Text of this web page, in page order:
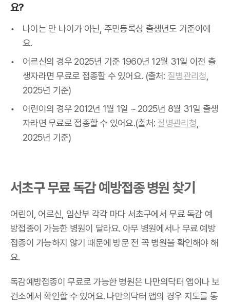
요?
나이는 만 나이가 아닌, 주민등록상 출생년도 기준이에
요.
어르신의 경우 2025년 기준 1960년 12월 31일 이전 출
생자라면 무료로 접종할 수 있어요. (출처: 질병관리청
2025년 기준)
어린이의 경우 2012년 1월 1일 ~ 2025년 8월 31일 출생
자라면 무료로 접종할 수 있어요.(출처: 질병관리청
2025년 기준)
서초구 무료 독감 예방접종 병원 찾기
어린이, 어르신, 임산부 각각 마다 서초구에서 무료 독감 예
방접종이 가능한 병원이 달라요. 아무 병원에서나 무료 예방
접종이 가능하지 않기 때문에 방문 전 꼭 병원을 확인해야 해
요.
독감예방접종이 무료로 가능한 병원은 나만의닥터 앱이나 보
건소에서 확인할 수 있어요. 나만의닥터 앱의 경우 지도를 통